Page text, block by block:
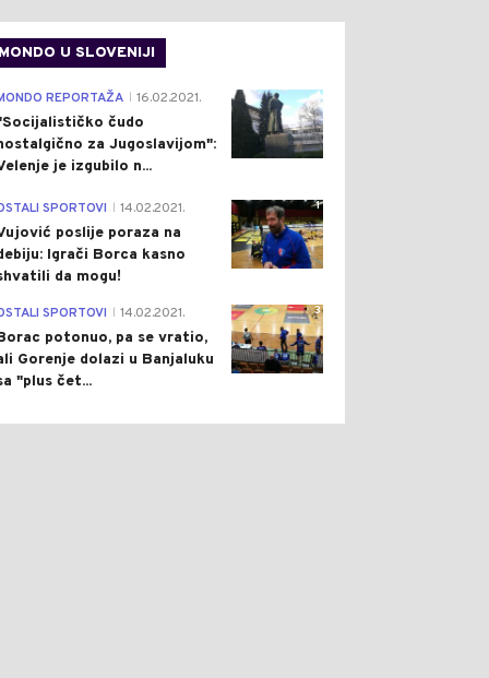
MONDO U SLOVENIJI
4
REPORTAŽA 16.02.2021.
čudo
za Jugoslavijom":
je izgubilo n...
1
SPORTOVI 14.02.2021.
poslije poraza na
Igrači Borca kasno
da mogu!
3
SPORTOVI 14.02.2021.
potonuo, pa se vratio,
Gorenje dolazi u Banjaluku
"plus čet...